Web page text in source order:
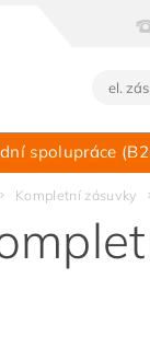
spolupráce
Kontakt
Kompletní zásuvky